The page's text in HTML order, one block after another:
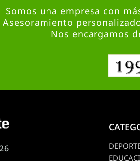
Somos una empresa con
Asesoramiento
Nos encargamos